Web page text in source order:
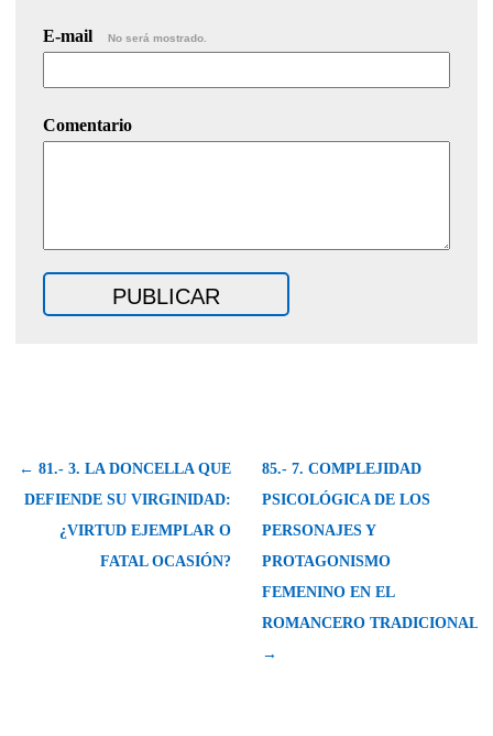
E-mail No será mostrado.
Comentario
← 81.- 3. LA DONCELLA QUE
DEFIENDE SU VIRGINIDAD:
¿VIRTUD EJEMPLAR O
FATAL OCASIÓN?
85.- 7. COMPLEJIDAD
PSICOLÓGICA DE LOS
PERSONAJES Y
PROTAGONISMO
FEMENINO EN EL
ROMANCERO TRADICIONAL
→